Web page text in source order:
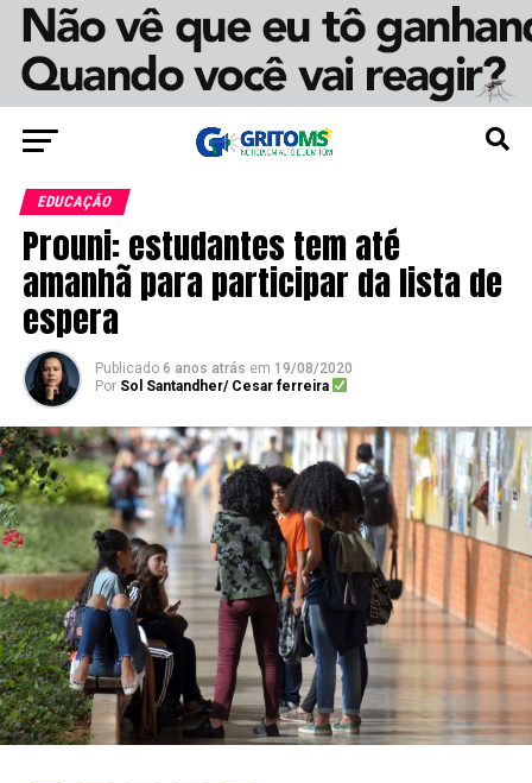
EDUCAÇÃO
Prouni: estudantes tem até
amanhã para participar da lista de
espera
Publicado 6 anos atrás em 19/08/2020
Por Sol Santandher/ Cesar ferreira